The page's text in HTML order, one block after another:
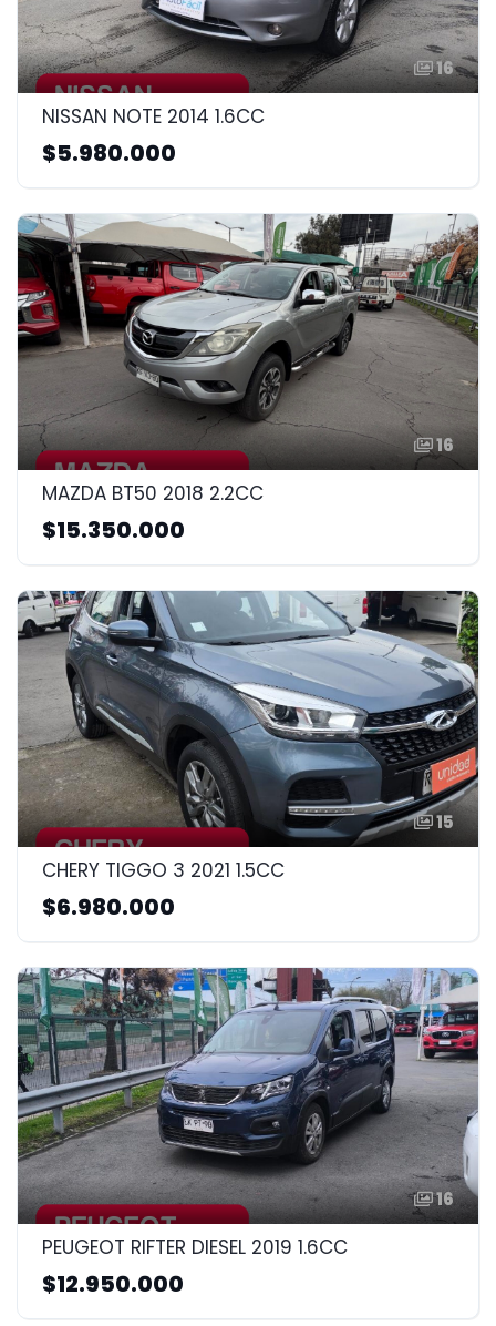
16
NISSAN NOTE 2014 1.6CC
$5.980.000
16
MAZDA BT50 2018 2.2CC
$15.350.000
15
CHERY TIGGO 3 2021 1.5CC
$6.980.000
16
PEUGEOT RIFTER DIESEL 2019 1.6CC
$12.950.000